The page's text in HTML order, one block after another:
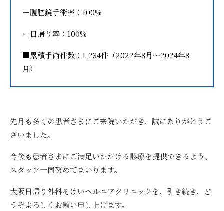
ー腹腔鏡手術率：100%
ー日帰り率：100%
■累積手術件数：1,234件（2022年8月〜2024年8
月）
先月も多くの患者さまにご来院いただき、誠にありがとうご
ざいました。
今後も患者さまにご満足いただける診療を提供できるよう、
スタッフ一同努めてまいります。
大阪日帰り外科そけいヘルニアクリニックを、引き続き、ど
うぞよろしくお願い申し上げます。